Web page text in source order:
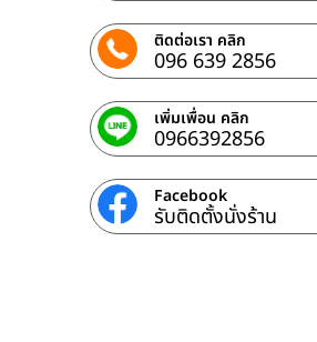
ติดต่อเรา คลิก
096 639 2856
เพิ่มเพื่อน คลิก
0966392856
Facebook
รับติดตั้งนั่งร้าน